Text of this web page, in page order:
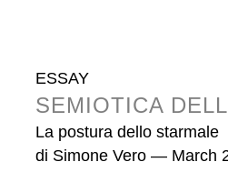
ESSAY
SEMIOTICA
La postura dello starmale
di Simone Vero — March